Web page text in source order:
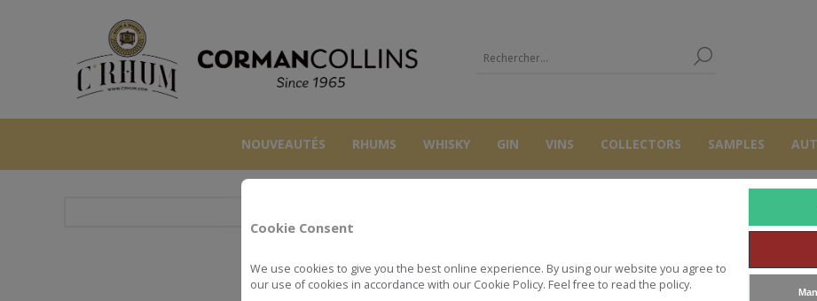
Cookie Consent
We use cookies to give you the best online experience. By using our website you agree to
our use of cookies in accordance with our Cookie Policy. Feel free to read the policy.
NOUVEAUTÉS RHUMS WHISKY GIN VINS COLLECTORS SAMPLES
JACOULOT FINE DE BOURGOGNE 13